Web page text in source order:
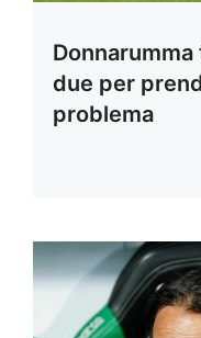
due per
problema